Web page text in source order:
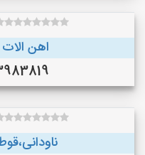
اهن
09113983819